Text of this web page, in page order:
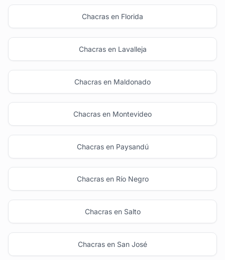
Chacras en Florida
Chacras en Lavalleja
Chacras en Maldonado
Chacras en Montevideo
Chacras en Paysandú
Chacras en Río Negro
Chacras en Salto
Chacras en San José